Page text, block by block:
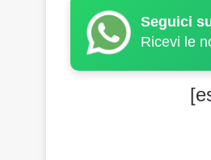
Seguici
Ricevi le